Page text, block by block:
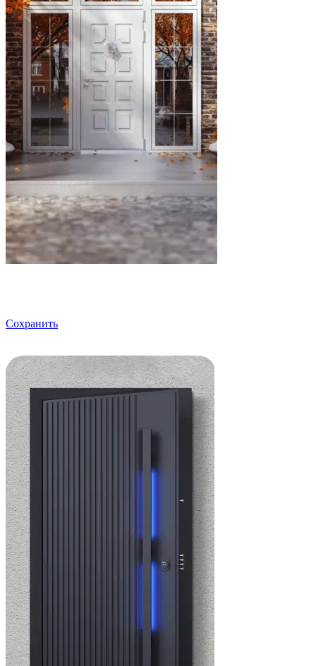
Сохранить